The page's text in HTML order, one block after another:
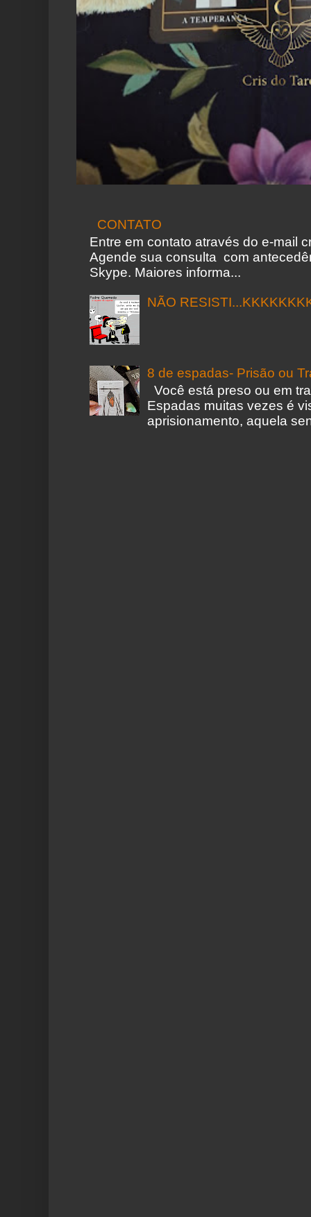
CONTATO
Entre em contato através do e-mail
Agende sua consulta com
Skype. Maiores informa...
NÃO
8 de espadas- Prisão ou
Você está preso ou em
Espadas muitas vezes é
aprisionamento, aquela